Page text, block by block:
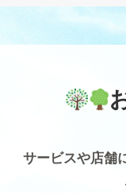
サービスや店舗